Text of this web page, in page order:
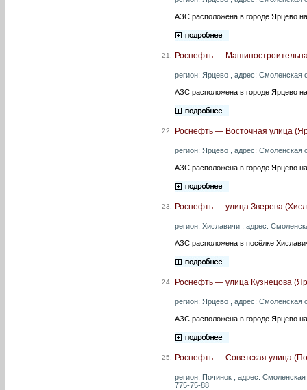
АЗС расположена в городе Ярцево
21. Роснефть —
регион: Ярцево , адрес: Смоленская
АЗС расположена в городе Ярцево
22. Роснефть — Восточная улица
регион: Ярцево , адрес: Смоленская
АЗС расположена в городе Ярцево
23. Роснефть — улица Зверева
регион: Хиславичи , адрес:
АЗС расположена в посёлке
24. Роснефть — улица Кузнецова
регион: Ярцево , адрес: Смоленская
АЗС расположена в городе Ярцево
25. Роснефть — Советская улица
регион: Починок , адрес:
775-75-88